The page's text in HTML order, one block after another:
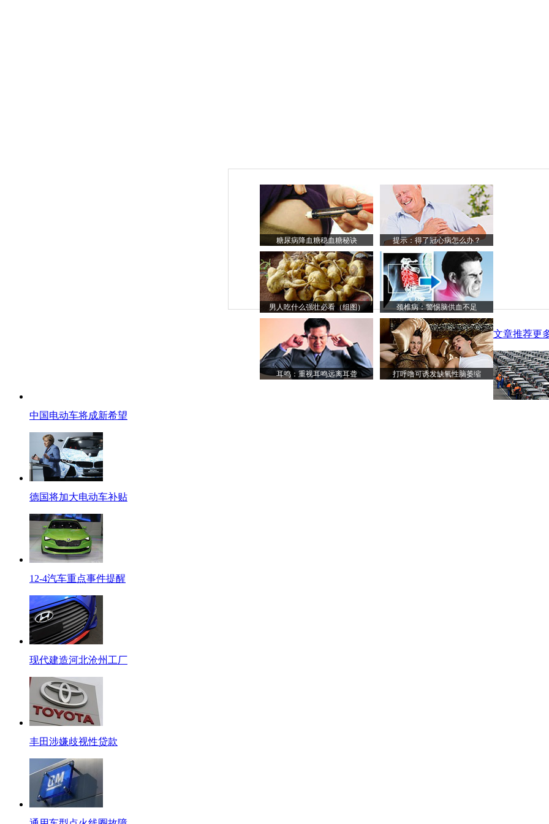
糖尿病降血糖稳血糖秘诀 提示：得了冠心病怎么办？
男人吃什么强壮必看（组图） 颈椎病：警惕脑供血不足
耳鸣：重视耳鸣远离耳聋 打呼噜可诱发缺氧性脑萎缩
文章推荐更
中国电动车将成新希望
德国将加大电动车补贴
12-4汽车重点事件提醒
现代建造河北沧州工厂
丰田涉嫌歧视性贷款